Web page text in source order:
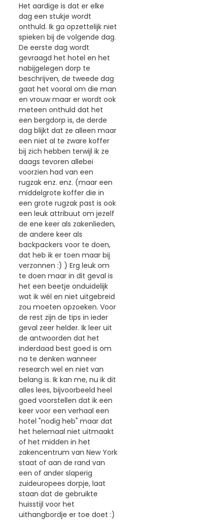
Het aardige is dat er elke
dag een stukje wordt
onthuld. Ik ga opzettelijk niet
spieken bij de volgende dag.
De eerste dag wordt
gevraagd het hotel en het
nabijgelegen dorp te
beschrijven, de tweede dag
gaat het vooral om die man
en vrouw maar er wordt ook
meteen onthuld dat het
een bergdorp is, de derde
dag blijkt dat ze alleen maar
een niet al te zware koffer
bij zich hebben terwijl ik ze
daags tevoren allebei
voorzien had van een
rugzak enz. enz. (maar een
middelgrote koffer die in
een grote rugzak past is ook
een leuk attribuut om jezelf
de ene keer als zakenlieden,
de andere keer als
backpackers voor te doen,
dat heb ik er toen maar bij
verzonnen :) ) Erg leuk om
te doen maar in dit geval is
het een beetje onduidelijk
wat ik wél en niet uitgebreid
zou moeten opzoeken. Voor
de rest zijn de tips in ieder
geval zeer helder. Ik leer uit
de antwoorden dat het
inderdaad best goed is om
na te denken wanneer
research wel en niet van
belang is. Ik kan me, nu ik dit
alles lees, bijvoorbeeld heel
goed voorstellen dat ik een
keer voor een verhaal een
hotel "nodig heb" maar dat
het helemaal niet uitmaakt
of het midden in het
zakencentrum van New York
staat of aan de rand van
een of ander slaperig
zuideuropees dorpje, laat
staan dat de gebruikte
huisstijl voor het
uithangbordje er toe doet :)